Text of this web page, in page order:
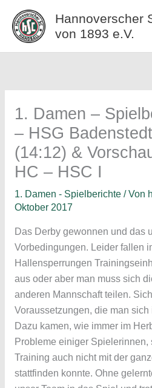
Inhalt
springen
Hannoverscher
von 1893 e.V.
1. Damen –
– HSG
(14:12) &
HC – HSC I
1. Damen - Spielberichte/ Von
Oktober 2017
Das Derby gewonnen und das
Vorbedingungen. Leider fallen
Hallensperrungen
aus oder aber man muss sich
anderen Mannschaft teilen.
Voraussetzungen, die man
Dazu kamen, wie immer im
Probleme einiger Spielerinnen,
Training auch nicht mit der
stattfinden konnte. Ohne